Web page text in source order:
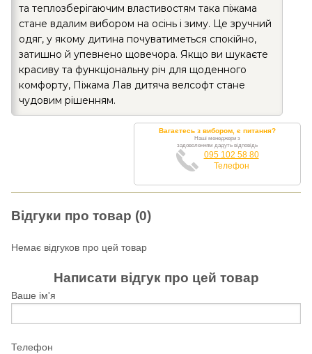
та теплозберігаючим властивостям така піжама
стане вдалим вибором на осінь і зиму. Це зручний
одяг, у якому дитина почуватиметься спокійно,
затишно й упевнено щовечора. Якщо ви шукаєте
красиву та функціональну річ для щоденного
комфорту, Піжама Лав дитяча велсофт стане
чудовим рішенням.
Вагаєтесь з вибором, є питання?
Наші менеджери з
задоволенням дадуть відповідь
095 102 58 80
Телефон
Відгуки про товар (0)
Немає відгуков про цей товар
Написати відгук про цей товар
Ваше ім'я
Телефон